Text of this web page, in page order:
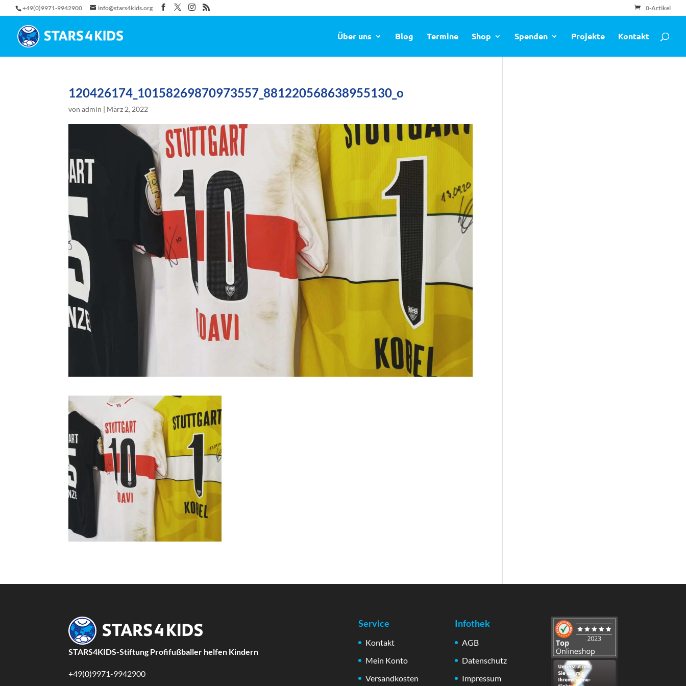
+49(0)9971-9942900 info@stars4kids.org 0-Artikel
Über uns Blog Termine Shop Spenden Projekte Kontakt
120426174_10158269870973557_881220568638955130_o
vonadmin | März 2, 2022
STARS4KIDS-Stiftung Profifußballer helfen Kindern
+49(0)9971-9942900
Service
Kontakt
Mein Konto
Versandkosten
Infothek
AGB
Datenschutz
Impressum